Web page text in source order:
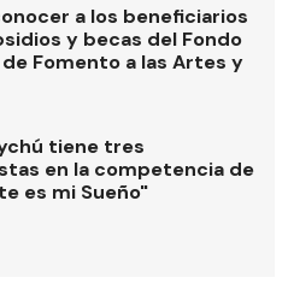
a los beneficiarios
y becas del Fondo
Fomento a las Artes y
tiene tres
en la competencia de
es mi Sueño"